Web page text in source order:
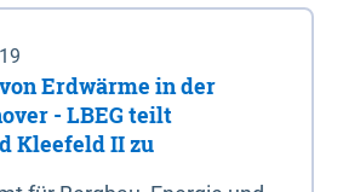
Erdwärme in der
- LBEG teilt
Kleefeld II zu